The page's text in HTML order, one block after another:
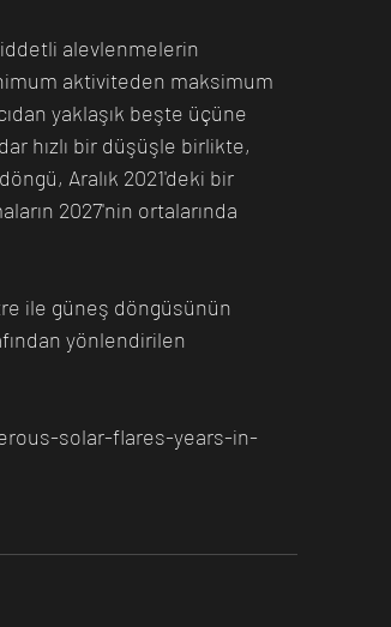
alevlenmelerin
aktiviteden maksimum
yaklaşık beşte üçüne
hızlı bir düşüşle birlikte,
Aralık 2021'deki bir
2027'nin ortalarında
ile güneş döngüsünün
yönlendirilen
solar-flares-years-in-